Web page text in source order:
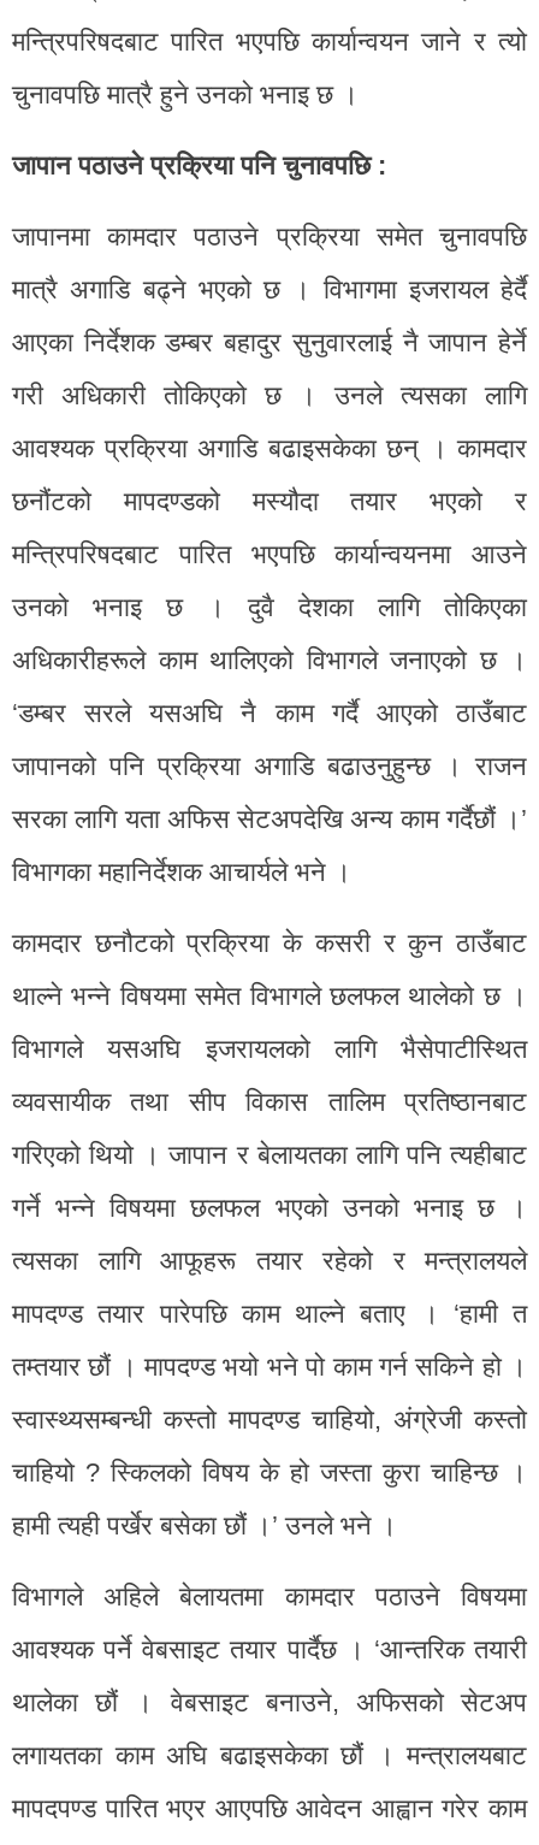
मन्त्रिपरिषदबाट पारित भएपछि कार्यान्वयन जाने र त्यो
चुनावपछि मात्रै हुने उनको भनाइ छ ।
जापान पठाउने प्रक्रिया पनि चुनावपछि :
जापानमा कामदार पठाउने प्रक्रिया समेत चुनावपछि
मात्रै अगाडि बढ्ने भएको छ । विभागमा इजरायल हेर्दै
आएका निर्देशक डम्बर बहादुर सुनुवारलाई नै जापान हेर्ने
गरी अधिकारी तोकिएको छ । उनले त्यसका लागि
आवश्यक प्रक्रिया अगाडि बढाइसकेका छन् । कामदार
छनौंटको मापदण्डको मस्यौदा तयार भएको र
मन्त्रिपरिषदबाट पारित भएपछि कार्यान्वयनमा आउने
उनको भनाइ छ । दुवै देशका लागि तोकिएका
अधिकारीहरूले काम थालिएको विभागले जनाएको छ ।
‘डम्बर सरले यसअघि नै काम गर्दै आएको ठाउँबाट
जापानको पनि प्रक्रिया अगाडि बढाउनुहुन्छ । राजन
सरका लागि यता अफिस सेटअपदेखि अन्य काम गर्दैछौं ।’
विभागका महानिर्देशक आचार्यले भने ।
कामदार छनौटको प्रक्रिया के कसरी र कुन ठाउँबाट
थाल्ने भन्ने विषयमा समेत विभागले छलफल थालेको छ ।
विभागले यसअघि इजरायलको लागि भैसेपाटीस्थित
व्यवसायीक तथा सीप विकास तालिम प्रतिष्ठानबाट
गरिएको थियो । जापान र बेलायतका लागि पनि त्यहीबाट
गर्ने भन्ने विषयमा छलफल भएको उनको भनाइ छ ।
त्यसका लागि आफूहरू तयार रहेको र मन्त्रालयले
मापदण्ड तयार पारेपछि काम थाल्ने बताए । ‘हामी त
तम्तयार छौं । मापदण्ड भयो भने पो काम गर्न सकिने हो ।
स्वास्थ्यसम्बन्धी कस्तो मापदण्ड चाहियो, अंग्रेजी कस्तो
चाहियो ? स्किलको विषय के हो जस्ता कुरा चाहिन्छ ।
हामी त्यही पर्खेर बसेका छौं ।’ उनले भने ।
विभागले अहिले बेलायतमा कामदार पठाउने विषयमा
आवश्यक पर्ने वेबसाइट तयार पार्दैछ । ‘आन्तरिक तयारी
थालेका छौं । वेबसाइट बनाउने, अफिसको सेटअप
लगायतका काम अघि बढाइसकेका छौं । मन्त्रालयबाट
मापदपण्ड पारित भएर आएपछि आवेदन आह्वान गरेर काम